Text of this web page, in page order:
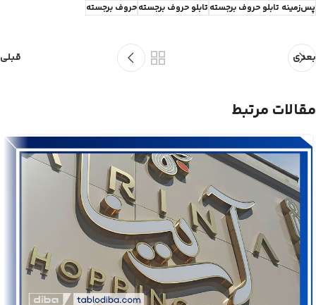
پس‌زمینه تابلو حروف برجستهتابلو حروف برجستهحروف برجسته
بعدی قبلی
مقالات مرتبط